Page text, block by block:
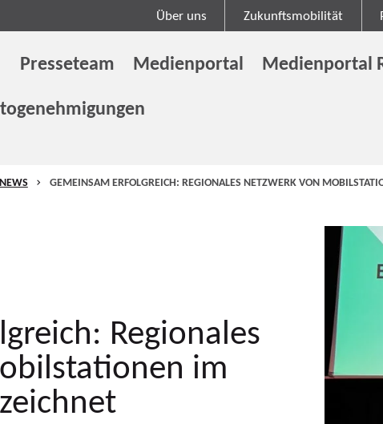
Über uns Zukunftsmobilität
Presseteam Medienportal Medienportal
NEWS GEMEINSAM ERFOLGREICH: REGIONALES NETZWERK VON
Regionales
im